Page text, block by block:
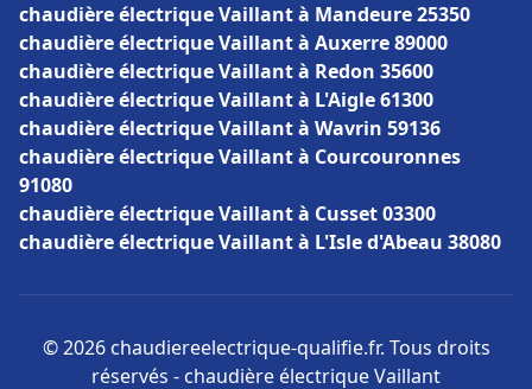
chaudière électrique Vaillant à Mandeure 25350
chaudière électrique Vaillant à Auxerre 89000
chaudière électrique Vaillant à Redon 35600
chaudière électrique Vaillant à L'Aigle 61300
chaudière électrique Vaillant à Wavrin 59136
chaudière électrique Vaillant à Courcouronnes
91080
chaudière électrique Vaillant à Cusset 03300
chaudière électrique Vaillant à L'Isle d'Abeau 38080
© 2026 chaudiereelectrique-qualifie.fr. Tous droits
réservés - chaudière électrique Vaillant